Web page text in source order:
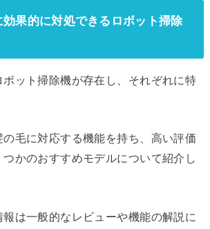
果的に対処できるロボット掃除
ット掃除機が存在し、それぞれに特
の毛に対応する機能を持ち、高い評価
つかのおすすめモデルについて紹介し
は一般的なレビューや機能の解説に